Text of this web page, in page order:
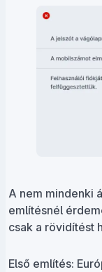
A nem mindenki
említésnél
csak a rövidítést
Első említés: